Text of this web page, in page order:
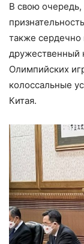
В свою очередь,
также сердечно
дружественный
Олимпийских
колоссальные
Китая.